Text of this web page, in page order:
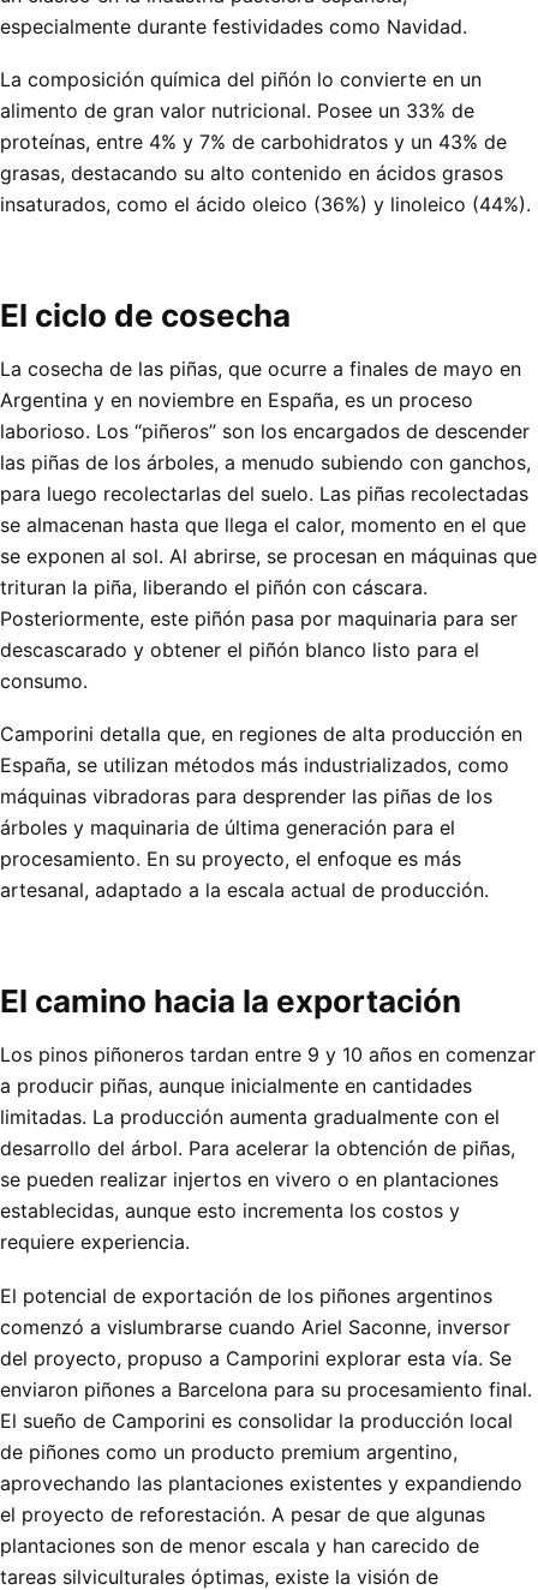
especialmente durante festividades como Navidad.
La composición química del piñón lo convierte en un
alimento de gran valor nutricional. Posee un 33% de
proteínas, entre 4% y 7% de carbohidratos y un 43% de
grasas, destacando su alto contenido en ácidos grasos
insaturados, como el ácido oleico (36%) y linoleico (44%).
El ciclo de cosecha
La cosecha de las piñas, que ocurre a finales de mayo en
Argentina y en noviembre en España, es un proceso
laborioso. Los “piñeros” son los encargados de descender
las piñas de los árboles, a menudo subiendo con ganchos,
para luego recolectarlas del suelo. Las piñas recolectadas
se almacenan hasta que llega el calor, momento en el que
se exponen al sol. Al abrirse, se procesan en máquinas que
trituran la piña, liberando el piñón con cáscara.
Posteriormente, este piñón pasa por maquinaria para ser
descascarado y obtener el piñón blanco listo para el
consumo.
Camporini detalla que, en regiones de alta producción en
España, se utilizan métodos más industrializados, como
máquinas vibradoras para desprender las piñas de los
árboles y maquinaria de última generación para el
procesamiento. En su proyecto, el enfoque es más
artesanal, adaptado a la escala actual de producción.
El camino hacia la exportación
Los pinos piñoneros tardan entre 9 y 10 años en comenzar
a producir piñas, aunque inicialmente en cantidades
limitadas. La producción aumenta gradualmente con el
desarrollo del árbol. Para acelerar la obtención de piñas,
se pueden realizar injertos en vivero o en plantaciones
establecidas, aunque esto incrementa los costos y
requiere experiencia.
El potencial de exportación de los piñones argentinos
comenzó a vislumbrarse cuando Ariel Saconne, inversor
del proyecto, propuso a Camporini explorar esta vía. Se
enviaron piñones a Barcelona para su procesamiento final.
El sueño de Camporini es consolidar la producción local
de piñones como un producto premium argentino,
aprovechando las plantaciones existentes y expandiendo
el proyecto de reforestación. A pesar de que algunas
plantaciones son de menor escala y han carecido de
tareas silviculturales óptimas, existe la visión de